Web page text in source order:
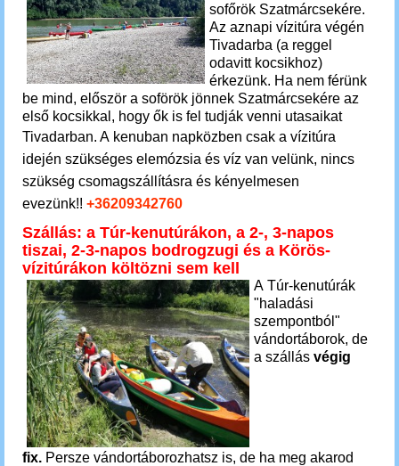
sofőrök Szatmárcsekére.
Az aznapi vízitúra végén
Tivadarba (a reggel
odavitt kocsikhoz)
érkezünk. Ha nem férünk
be mind, először a soförök jönnek Szatmárcsekére az
első kocsikkal, hogy ők is fel tudják venni utasaikat
Tivadarban. A kenuban napközben csak a vízitúra
idején szükséges elemózsia és víz van velünk, nincs
szükség csomagszállításra és kényelmesen
evezünk!! +36209342760
Szállás: a Túr-kenutúrákon, a 2-, 3-napos
tiszai, 2-3-napos bodrogzugi és a Körös-
vízitúrákon költözni sem kell
A Túr-kenutúrák
"haladási
szempontból"
vándortáborok, de
a szállás végig
fix. Persze vándortáborozhatsz is, de ha meg akarod